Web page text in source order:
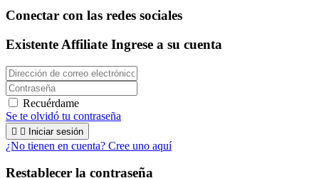
Conectar con las redes sociales
Existente Affiliate Ingrese a su cuenta
Recuérdame
Se te olvidó tu contraseña
  Iniciar sesión
¿No tienen en cuenta? Cree uno aquí
Restablecer la contraseña